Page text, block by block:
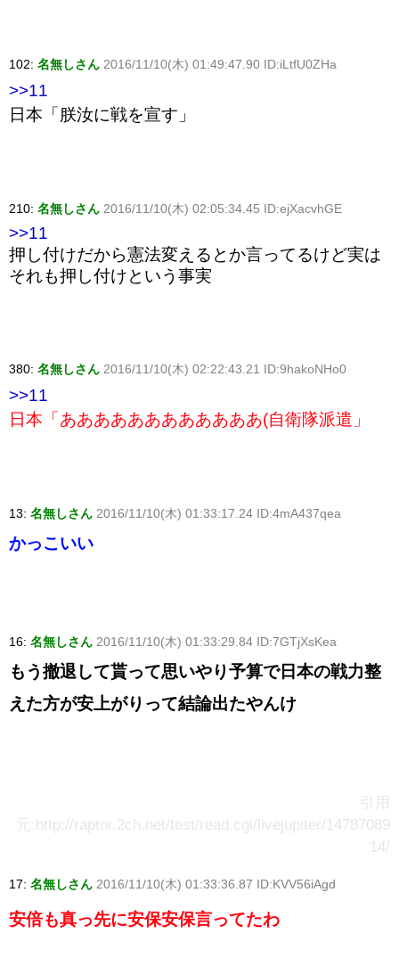
102: 名無しさん 2016/11/10(木) 01:49:47.90 ID:iLtfU0ZHa
>>11
日本「朕汝に戦を宣す」
210: 名無しさん 2016/11/10(木) 02:05:34.45 ID:ejXacvhGE
>>11
押し付けだから憲法変えるとか言ってるけど実は
それも押し付けという事実
380: 名無しさん 2016/11/10(木) 02:22:43.21 ID:9hakoNHo0
>>11
日本「ああああああああああああ(自衛隊派遣」
13: 名無しさん 2016/11/10(木) 01:33:17.24 ID:4mA437qea
かっこいい
16: 名無しさん 2016/11/10(木) 01:33:29.84 ID:7GTjXsKea
もう撤退して貰って思いやり予算で日本の戦力整
えた方が安上がりって結論出たやんけ
引用
元:http://raptor.2ch.net/test/read.cgi/livejupiter/14787089
14/
17: 名無しさん 2016/11/10(木) 01:33:36.87 ID:KVV56iAgd
安倍も真っ先に安保安保言ってたわ